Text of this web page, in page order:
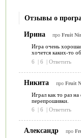
Отзывы о
Ирина
про Fruit
Игра очень
хочется каких-то
6
| 6 | Ответить
Никита про Fruit
Играл как то раз
перепрошивки.
6
6 Ответить
Александр про